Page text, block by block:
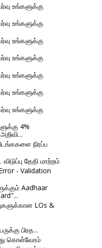
உங்களுக்கு
உங்களுக்கு
உங்களுக்கு
உங்களுக்கு
உங்களுக்கு
உங்களுக்கு
உங்களுக்கு
4%
நிரப்ப
தேதி மாற்றம்
- Validation
Aadhaar
LOs &
பிரத...
கொள்வோம்